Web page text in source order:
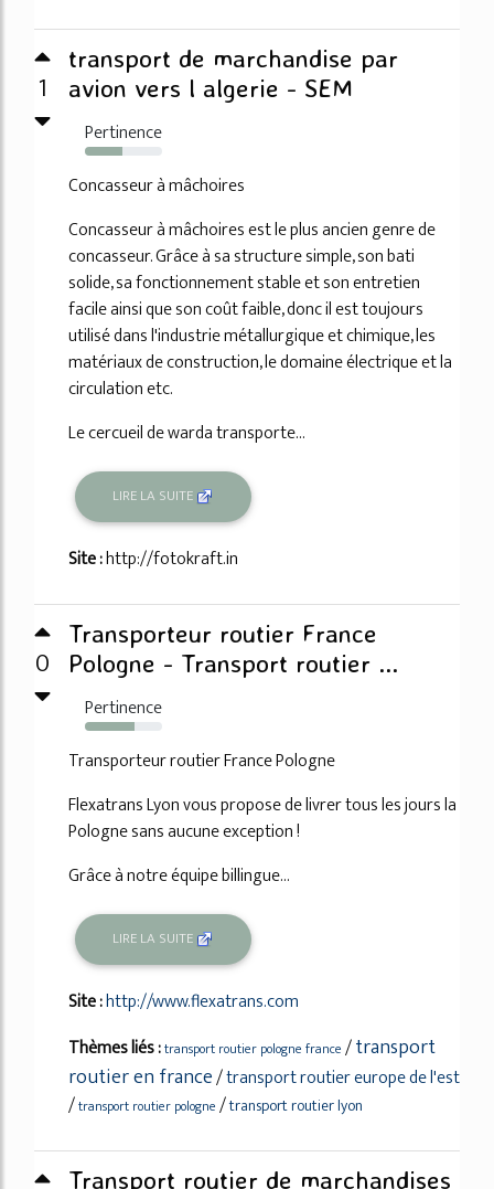
1
transport de marchandise par
avion vers l algerie - SEM
Pertinence
48%
Concasseur à mâchoires
Concasseur à mâchoires est le plus ancien genre de
concasseur. Grâce à sa structure simple, son bati
solide, sa fonctionnement stable et son entretien
facile ainsi que son coût faible, donc il est toujours
utilisé dans l'industrie métallurgique et chimique, les
matériaux de construction, le domaine électrique et la
circulation etc.
Le cercueil de warda transporte...
LIRE LA SUITE
Site :http://fotokraft.in
0
Transporteur routier France
Pologne - Transport routier ...
Pertinence
64%
Transporteur routier France Pologne
Flexatrans Lyon vous propose de livrer tous les jours la
Pologne sans aucune exception !
Grâce à notre équipe billingue...
LIRE LA SUITE
Site :http://www.flexatrans.com
Thèmes liés :transport routier pologne france /transport
routier en france/transport routier europe de l'est
/transport routier pologne /transport routier lyon
Transport routier de marchandises